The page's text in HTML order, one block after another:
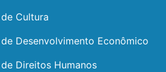
Cultura
Desenvolvimento Econômico
Direitos Humanos